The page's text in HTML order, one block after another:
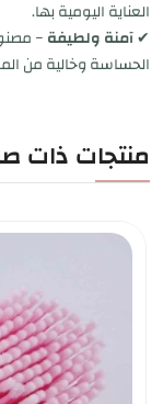
العناية اليومية بها.
✔ آمنة ولطيفة –
الحساسة وخالية من
منتجات ذات